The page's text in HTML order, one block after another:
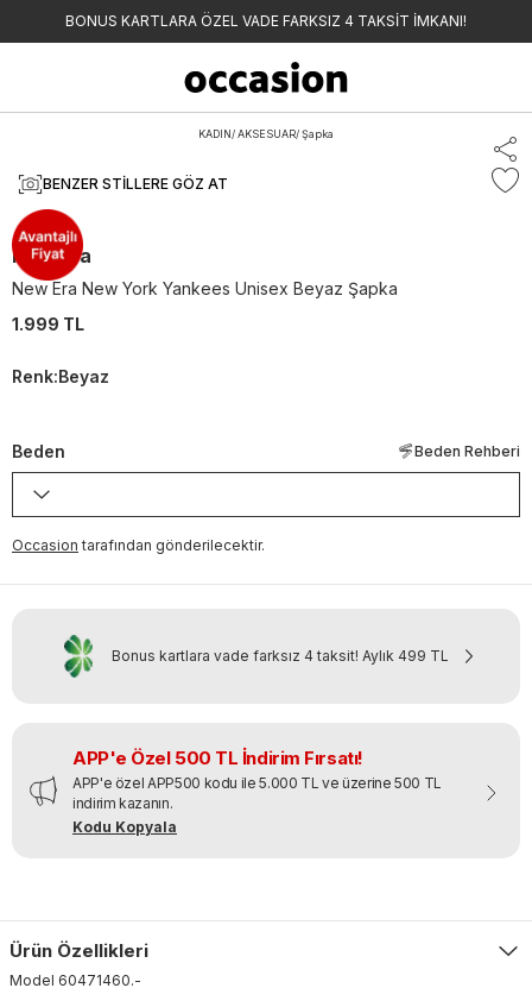
BONUS KARTLARA ÖZEL VADE FARKSIZ 4 TAKSİT İMKANI!
KADIN/AKSESUAR/Şapka
BENZER STILLERE GÖZ AT
New Era
New Era New York Yankees Unisex Beyaz Şapka
1.999 TL
Renk:Beyaz
Beden Beden Rehberi
Occasion tarafından gönderilecektir.
Bonus kartlara vade farksız 4 taksit! Aylık 499 TL
APP'e Özel 500 TL İndirim Fırsatı!
APP'e özel APP500 kodu ile 5.000 TL ve üzerine 500 TL
indirim kazanın.
Kodu Kopyala
Ürün Özellikleri
Model 60471460.-